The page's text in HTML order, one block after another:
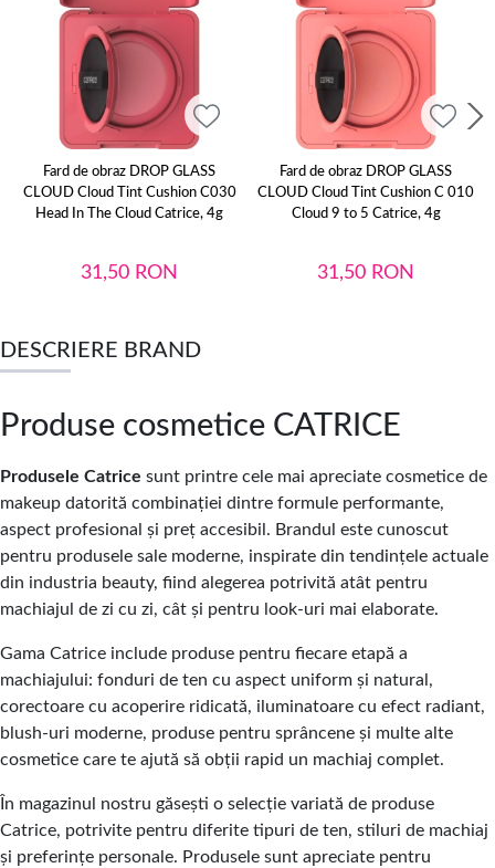
Fard de obraz DROP GLASS
CLOUD Cloud Tint Cushion C030
Head In The Cloud Catrice, 4g
31,50 RON
Fard de obraz DROP GLASS
CLOUD Cloud Tint Cushion C 010
Cloud 9 to 5 Catrice, 4g
31,50 RON
DESCRIERE BRAND
Produse cosmetice CATRICE
Produsele Catrice sunt printre cele mai apreciate cosmetice de
makeup datorită combinației dintre formule performante,
aspect profesional și preț accesibil. Brandul este cunoscut
pentru produsele sale moderne, inspirate din tendințele actuale
din industria beauty, fiind alegerea potrivită atât pentru
machiajul de zi cu zi, cât și pentru look-uri mai elaborate.
Gama Catrice include produse pentru fiecare etapă a
machiajului: fonduri de ten cu aspect uniform și natural,
corectoare cu acoperire ridicată, iluminatoare cu efect radiant,
blush-uri moderne, produse pentru sprâncene și multe alte
cosmetice care te ajută să obții rapid un machiaj complet.
În magazinul nostru găsești o selecție variată de produse
Catrice, potrivite pentru diferite tipuri de ten, stiluri de machiaj
și preferințe personale. Produsele sunt apreciate pentru